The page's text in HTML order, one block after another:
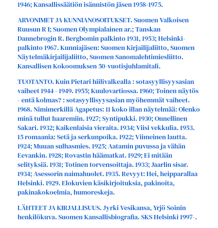
1946; Kansallissäätiön isännistön jäsen 1958-1975.
ARVONIMET JA KUNNIANOSOITUKSET. Suomen Valkoisen
Ruusun R I; Suomen Olympialainen ar.; Tanskan
Dannebrogin R. Bergbomin palkinto 1931, 1953; Helsinki-
palkinto 1967. Kunniajäsen: Suomen Kirjailijaliitto, Suomen
Näytelmäkirjailijaliitto, Suomen Sanomalehtimiesliitto.
Kansallisen Kokoomuksen 50-vuotisjuhlamitali.
TUOTANTO. Kuin Pietari hiilivalkealla : sotasyyllisyysasian
vaiheet 1944 - 1949. 1955; Kuulovartiossa. 1960; Toinen näytös
- entä kolmas? : sotasyyllisyysasian myöhemmät vaiheet.
1968. Nimimerkillä Agapetus: 11 koko illan näytelmää: Olenko
minä tullut haaremiin. 1927; Syntipukki. 1930; Onnellinen
Sakari. 1932; Kaikenlaisia vieraita. 1934; Viisi vekkulia. 1953.
15 romaania: Setä ja serkunpoika. 1922; Viimeinen lautta.
1924; Muuan sulhasmies. 1925; Aatamin puvussa ja vähän
Eevankin. 1928; Rovastin häämatkat. 1929; Ei mitään
selityksiä. 1931; Totinen torvensoittaja. 1933; Jaarlin sisar.
1934; Asessorin naimahuolet. 1935. Revyyt: Hei, heipparallaa
Helsinki. 1929. Elokuvien käsikirjoituksia, pakinoita,
pakinakokoelmia, humoreskeja.
LÄHTEET JA KIRJALLISUUS. Jyrki Vesikansa, Yrjö Soinin
henkilökuva. Suomen Kansallisbiografia. SKS Helsinki 1997-.